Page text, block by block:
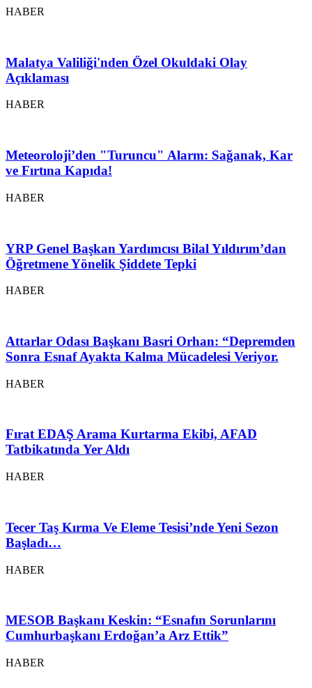
HABER
Malatya Valiliği'nden Özel Okuldaki Olay
Açıklaması
HABER
Meteoroloji’den "Turuncu" Alarm: Sağanak, Kar
ve Fırtına Kapıda!
HABER
YRP Genel Başkan Yardımcısı Bilal Yıldırım’dan
Öğretmene Yönelik Şiddete Tepki
HABER
Attarlar Odası Başkanı Basri Orhan: “Depremden
Sonra Esnaf Ayakta Kalma Mücadelesi Veriyor.
HABER
Fırat EDAŞ Arama Kurtarma Ekibi, AFAD
Tatbikatında Yer Aldı
HABER
Tecer Taş Kırma Ve Eleme Tesisi’nde Yeni Sezon
Başladı…
HABER
MESOB Başkanı Keskin: “Esnafın Sorunlarını
Cumhurbaşkanı Erdoğan’a Arz Ettik”
HABER